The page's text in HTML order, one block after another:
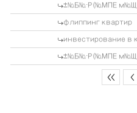
±№Б№·Р(№МПЕ
флиппинг квартир
инвестирование
±№Б№·Р(№МПЕ
<< <